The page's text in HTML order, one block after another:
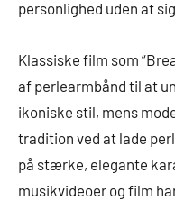
personlighed uden at
Klassiske film som
af perlearmbånd til at
ikoniske stil, mens
tradition ved at lade
på stærke, elegante
musikvideoer og film